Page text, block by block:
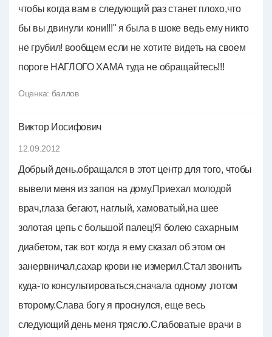
чтобы когда вам в следующий раз станет плохо,что
бы вы двинули кони!!!" я была в шоке ведь ему никто
не грубил! вообщем если не хотите видеть на своем
пороге НАГЛОГО ХАМА туда не обращайтесь!!!
Оценка: баллов
Виктор Иосифович
12.09.2012
Добрый день.обращался в этот центр для того, чтобы
вывели меня из запоя на дому.Приехал молодой
врач,глаза бегают, наглый, хамоватый,на шее
золотая цепь с большой палец!Я болею сахарным
диабетом, так вот когда я ему сказал об этом он
занервничал,сахар крови не измерил.Стал звонить
куда-то консультироваться,сначала одному ,потом
второму.Слава богу я проснулся, еще весь
следующий день меня трясло.Слабоватые врачи в